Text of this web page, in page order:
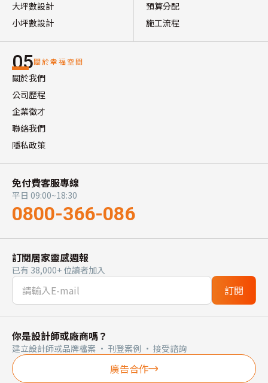
大坪數設計
小坪數設計
預算分配
施工流程
05關於幸福空間
關於我們
公司歷程
企業徵才
聯絡我們
隱私政策
免付費客服專線
平日 09:00~18:30
0800-366-086
訂閱居家靈感週報
已有 38,000+ 位讀者加入
訂閱
你是設計師或廠商嗎？
建立設計師或品牌檔案 · 刊登案例 · 接受諮詢
廣告合作